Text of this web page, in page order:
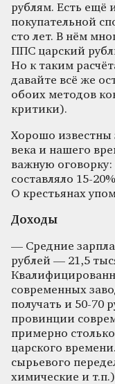
рублям. Есть ещё
покупательной
сто лет. В нём
ППС царский
Но к таким
давайте всё же
обоих методов
критики).
Хорошо известны
века и нашего
важную оговорку:
составляло 15-
О крестьянах
Доходы
— Средние
рублей — 21,5
современных
получать и 50-70
провинции
примерно
царского
сырьевого
химические и